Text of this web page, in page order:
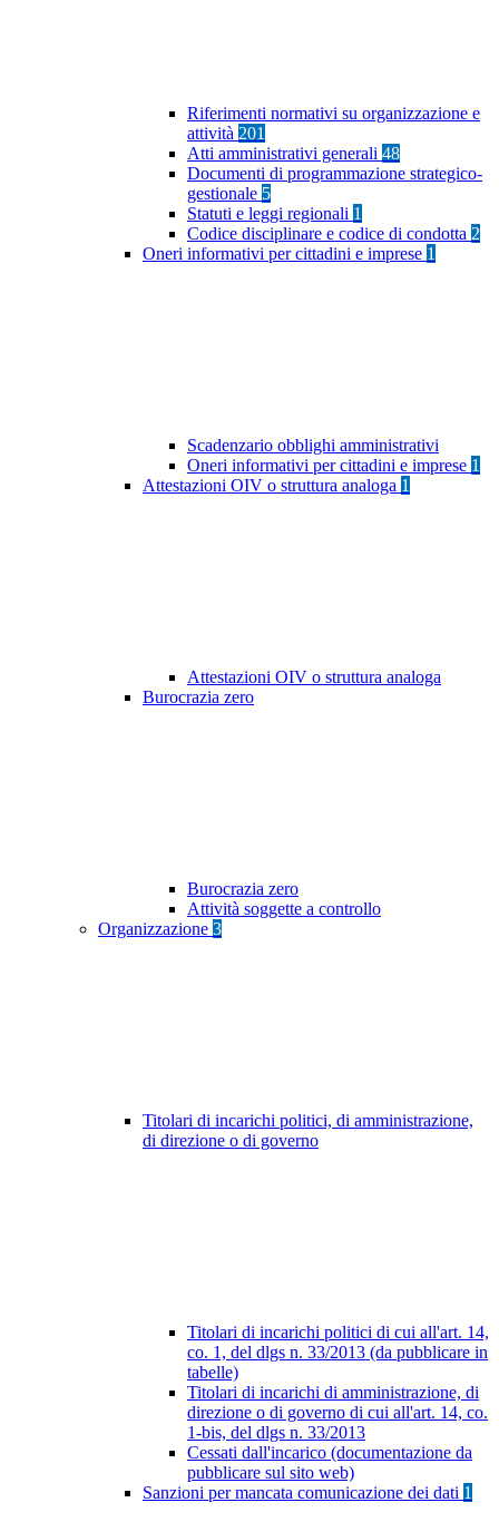
Riferimenti normativi su organizzazione e
attività 201
Atti amministrativi generali 48
Documenti di programmazione strategico-
gestionale 5
Statuti e leggi regionali 1
Codice disciplinare e codice di condotta 2
Oneri informativi per cittadini e imprese 1
Scadenzario obblighi amministrativi
Oneri informativi per cittadini e imprese 1
Attestazioni OIV o struttura analoga 1
Attestazioni OIV o struttura analoga
Burocrazia zero
Burocrazia zero
Attività soggette a controllo
Organizzazione 3
Titolari di incarichi politici, di amministrazione,
di direzione o di governo
Titolari di incarichi politici di cui all'art. 14,
co. 1, del dlgs n. 33/2013 (da pubblicare in
tabelle)
Titolari di incarichi di amministrazione, di
direzione o di governo di cui all'art. 14, co.
1-bis, del dlgs n. 33/2013
Cessati dall'incarico (documentazione da
pubblicare sul sito web)
Sanzioni per mancata comunicazione dei dati 1